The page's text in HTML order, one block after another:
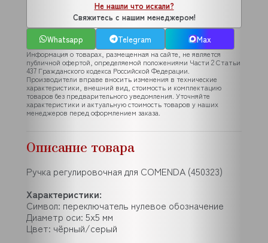
Не нашли что искали?
Свяжитесь с нашим менеджером!
Whatsapp
Telegram Max
Информация о товарах, размещенная на сайте, не является
публичной офертой, определяемой положениями Части 2 Статьи
437 Гражданского кодекса Российской Федерации.
Производители вправе вносить изменения в технические
характеристики, внешний вид, стоимость и комплектацию
товаров без предварительного уведомления. Уточняйте
характеристики и актуальную стоимость товаров у наших
менеджеров перед оформлением заказа.
Описание товара
Ручка регулировочная для COMENDA (450323)
Характеристики:
Символ: переключатель нулевое обозначение
Диаметр оси: 5x5 мм
Цвет: чёрный/серый